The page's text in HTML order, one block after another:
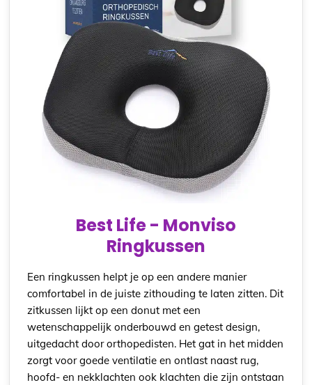
Best Life - Monviso
Ringkussen
Een ringkussen helpt je op een andere manier
comfortabel in de juiste zithouding te laten zitten. Dit
zitkussen lijkt op een donut met een
wetenschappelijk onderbouwd en getest design,
uitgedacht door orthopedisten. Het gat in het midden
zorgt voor goede ventilatie en ontlast naast rug,
hoofd- en nekklachten ook klachten die zijn ontstaan